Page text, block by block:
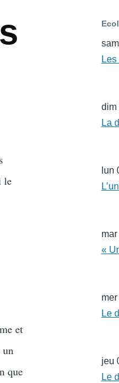
le
et
un
que
dim
La
lun
«
Le
jeu
Le